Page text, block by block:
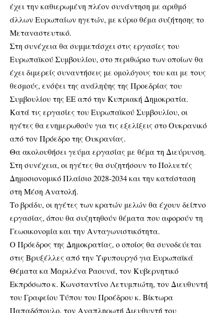
έχει την καθιερωμένη πλέον συνάντηση με αριθμό
άλλων Ευρωπαίων ηγετών, με κύριο θέμα συζήτησης το
Μεταναστευτικό.
Στη συνέχεια θα συμμετάσχει στις εργασίες του
Ευρωπαϊκού Συμβουλίου, στο περιθώριο των οποίων θα
έχει διμερείς συναντήσεις με ομολόγους του και με τους
θεσμούς, ενόψει της ανάληψης της Προεδρίας του
Συμβουλίου της ΕΕ από την Κυπριακή Δημοκρατία.
Κατά τις εργασίες του Ευρωπαϊκού Συμβουλίου, οι
ηγέτες θα ενημερωθούν για τις εξελίξεις στο Ουκρανικό
από τον Πρόεδρο της Ουκρανίας.
Θα ακολουθήσει γεύμα εργασίας με θέμα τη Διεύρυνση.
Στη συνέχεια, οι ηγέτες θα συζητήσουν το Πολυετές
Δημοσιονομικό Πλαίσιο 2028-2034 και την κατάσταση
στη Μέση Ανατολή.
Το βράδυ, οι ηγέτες των κρατών μελών θα έχουν δείπνο
εργασίας, όπου θα συζητηθούν θέματα που αφορούν τη
Γεωοικονομία και την Ανταγωνιστικότητα.
Ο Πρόεδρος της Δημοκρατίας, ο οποίος θα συνοδεύεται
στις Βρυξέλλες από την Υφυπουργό για Ευρωπαϊκά
Θέματα κα Μαριλένα Ραουνά, τον Κυβερνητικό
Εκπρόσωπο κ. Κωνσταντίνο Λετυμπιώτη, τον Διευθυντή
του Γραφείου Τύπου του Προέδρου κ. Βίκτωρα
Παπαδόπουλο, τον Αναπληρωτή Διευθυντή του